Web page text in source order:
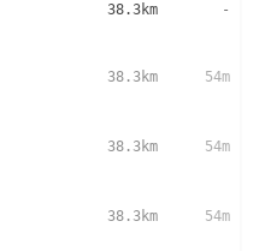
38.3km -
38.3km 54m
38.3km 54m
38.3km 54m